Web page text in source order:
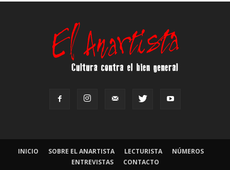
INICIO SOBRE EL ANARTISTA LECTURISTA
NÚMEROS
ENTREVISTAS
CONTACTO